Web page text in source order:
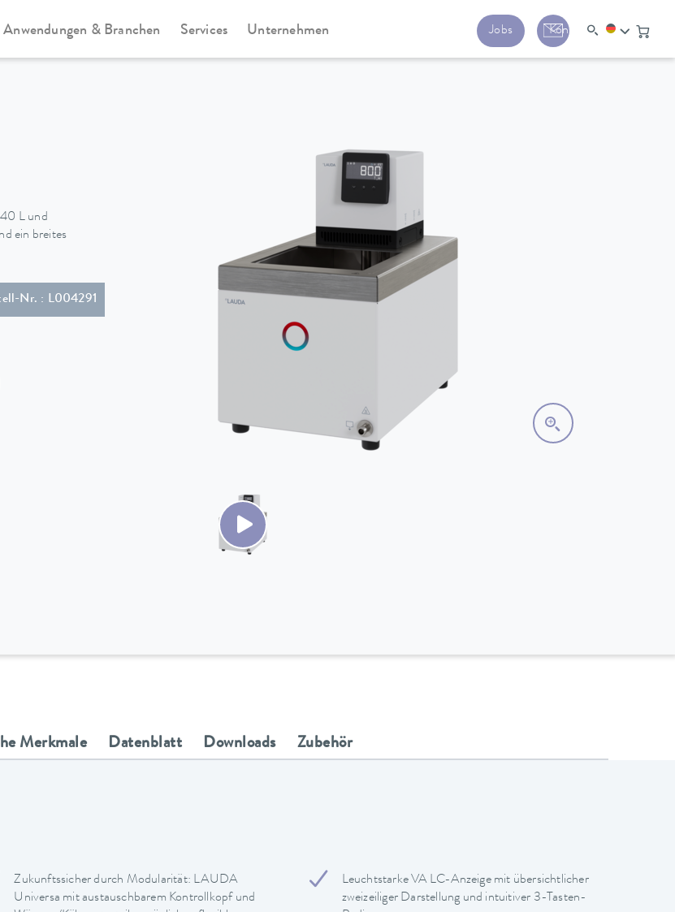
Anwendungen & Branchen Services Unternehmen Jobs Kontakt
L und
ein breites
Nr. : L004291
Merkmale Datenblatt Downloads Zubehör
Zukunftssicher durch Modularität: LAUDA
Universa mit austauschbarem Kontrollkopf und
Leuchtstarke VA LC-Anzeige mit übersichtlicher
zweizeiliger Darstellung und intuitiver 3-Tasten-